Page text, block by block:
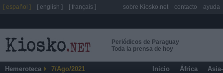
Periódicos de Paraguay
Toda la prensa de hoy
Hemeroteca 7/Ago/2021 Inicio África
[ español ] [ english ] [ français ] sobre Kiosko.net contacto ayuda